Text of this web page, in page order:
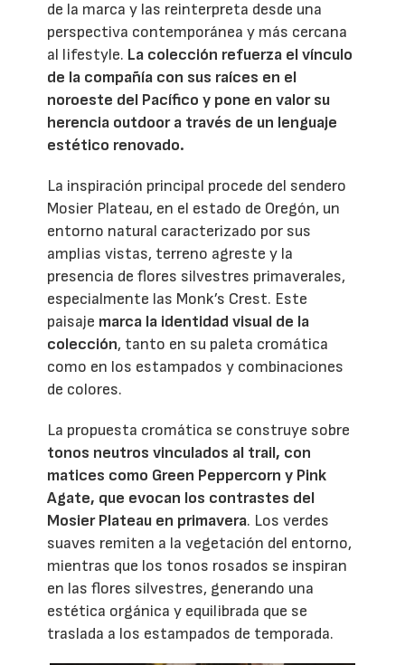
de la marca y las reinterpreta desde una
perspectiva contemporánea y más cercana
al lifestyle. La colección refuerza el vínculo
de la compañía con sus raíces en el
noroeste del Pacífico y pone en valor su
herencia outdoor a través de un lenguaje
estético renovado.
La inspiración principal procede del sendero
Mosier Plateau, en el estado de Oregón, un
entorno natural caracterizado por sus
amplias vistas, terreno agreste y la
presencia de flores silvestres primaverales,
especialmente las Monk’s Crest. Este
paisaje marca la identidad visual de la
colección, tanto en su paleta cromática
como en los estampados y combinaciones
de colores.
La propuesta cromática se construye sobre
tonos neutros vinculados al trail, con
matices como Green Peppercorn y Pink
Agate, que evocan los contrastes del
Mosier Plateau en primavera. Los verdes
suaves remiten a la vegetación del entorno,
mientras que los tonos rosados se inspiran
en las flores silvestres, generando una
estética orgánica y equilibrada que se
traslada a los estampados de temporada.